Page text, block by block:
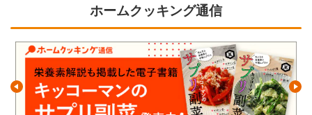
ホームクッキング通信